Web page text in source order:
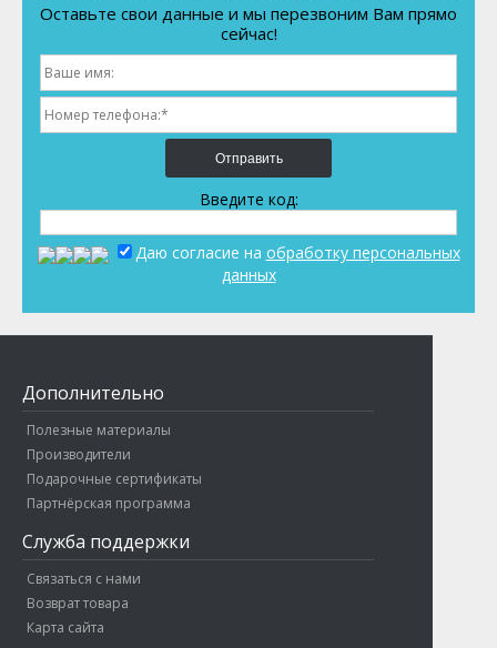
Оставьте свои данные и мы перезвоним Вам прямо
сейчас!
Отправить
Введите код:
Даю согласие на обработку персональных
данных
Дополнительно
Полезные материалы
Производители
Подарочные сертификаты
Партнёрская программа
Служба поддержки
Связаться с нами
Возврат товара
Карта сайта